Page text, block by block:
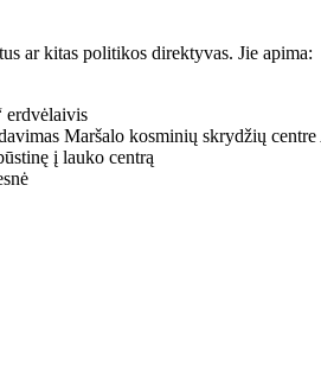
ar kitas politikos direktyvas. Jie apima:
erdvėlaivis
Maršalo kosminių skrydžių centre
į lauko centrą